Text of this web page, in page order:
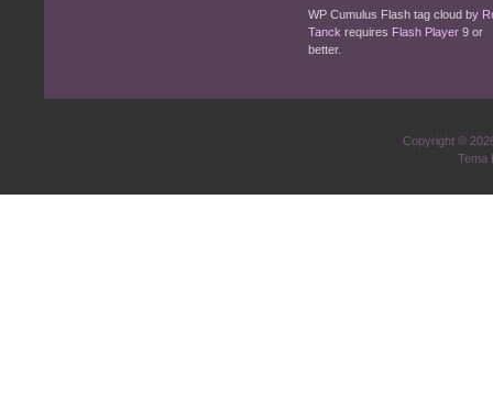
WP Cumulus Flash tag cloud by
Tanck requires Flash Player 9 or
better.
Copyright ©
Tema